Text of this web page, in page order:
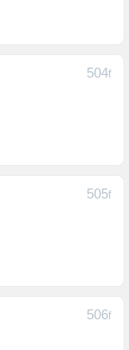
504F
505F
506F